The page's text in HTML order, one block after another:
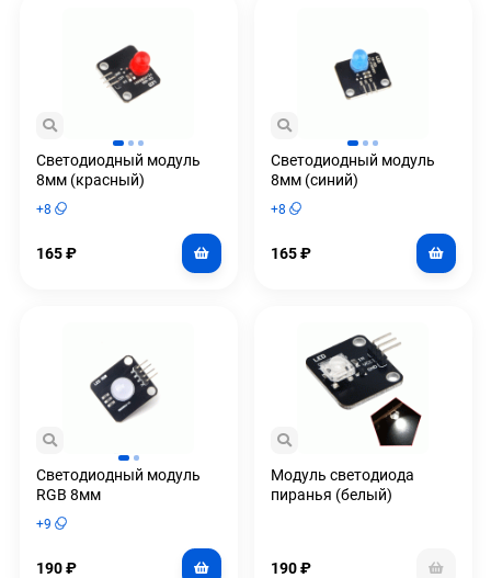
Светодиодный модуль
8мм (красный)
+8
165₽
Светодиодный модуль
8мм (синий)
+8
165₽
Светодиодный модуль
RGB 8мм
+9
190₽
Модуль светодиода
пиранья (белый)
190₽